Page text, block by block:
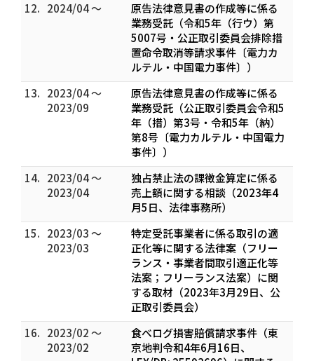
12. 2024/04 ～
原告法律意見書の作成等に係る
業務受託（令和5年（行ウ）第
5007号・公正取引委員会排除措
置命令取消等請求事件〔電力カ
ルテル・中国電力事件〕）
13. 2023/04 ～
2023/09
原告法律意見書の作成等に係る
業務受託（公正取引委員会令和5
年（措）第3号・令和5年（納）
第8号〔電力カルテル・中国電力
事件〕）
14. 2023/04 ～
2023/04
独占禁止法の課徴金算定に係る
売上額に関する相談（2023年4
月5日、法律事務所）
15. 2023/03 ～
2023/03
特定受託事業者に係る取引の適
正化等に関する法律案（フリー
ランス・事業者間取引適正化等
法案；フリーランス法案）に関
する取材（2023年3月29日、公
正取引委員会）
16. 2023/02 ～
2023/02
食べログ損害賠償請求事件（東
京地判令和4年6月16日、